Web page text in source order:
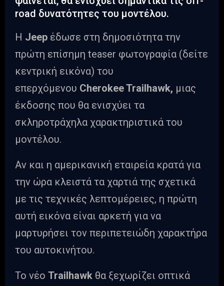
road δυνατότητες του μοντέλου.
Η Jeep έδωσε στη δημοσιότητα την
πρώτη επίσημη teaser φωτογραφία (δείτε
κεντρική εικόνα) του
επερχόμενου Cherokee Trailhawk, μιας
έκδοσης που θα ενισχύει τα
σκληροτράχηλα χαρακτηριστικά του
μοντέλου.
Αν και η αμερικανική εταιρεία κρατά για
την ώρα κλειστά τα χαρτιά της σχετικά
με τις τεχνικές λεπτομέρειες, η πρώτη
αυτή εικόνα είναι αρκετή για να
μαρτυρήσει τον περιπετειώδη χαρακτήρα
του αυτοκινήτου.
Το νέο Trailhawk θα ξεχωρίζει οπτικά